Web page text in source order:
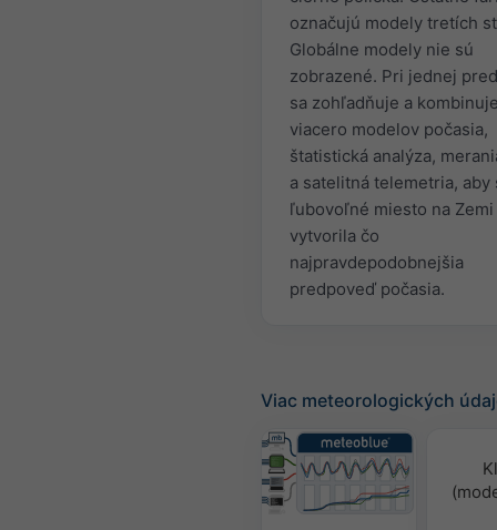
označujú modely tretích
Globálne modely nie sú
zobrazené. Pri jednej
sa zohľadňuje a
viacero modelov počasia,
štatistická analýza,
a satelitná telemetria, aby
ľubovoľné miesto na Zemi
vytvorila čo
najpravdepodobnejšia
predpoveď počasia.
Viac meteorologických